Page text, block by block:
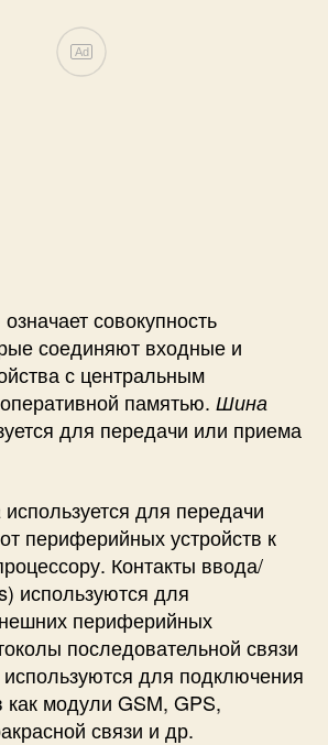
Ad
совокупность
соединяют входные и
с центральным
памятью. Шина
для передачи или приема
используется для передачи
периферийных устройств к
Контакты ввода/
используются для
периферийных
последовательной связи
для подключения
как модули GSM, GPS,
связи и др.